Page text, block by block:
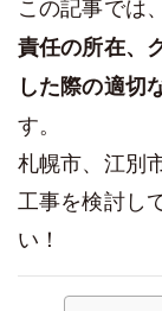
責任の所在、
した際の適切
す。
札幌市、江別
工事を検討し
い！